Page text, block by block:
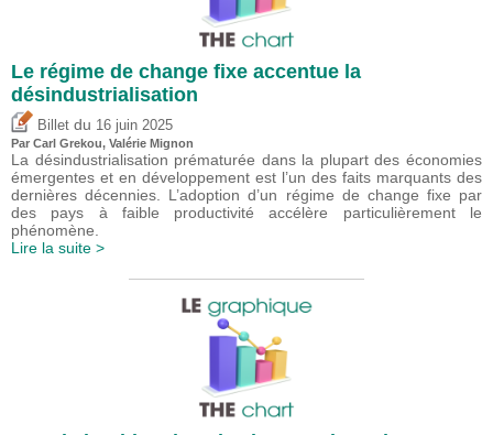
Le régime de change fixe accentue la
désindustrialisation
Billet du 16 juin 2025
Par Carl Grekou, Valérie Mignon
La désindustrialisation prématurée dans la plupart des économies
émergentes et en développement est l’un des faits marquants des
dernières décennies. L’adoption d’un régime de change fixe par
des pays à faible productivité accélère particulièrement le
phénomène.
Lire la suite >